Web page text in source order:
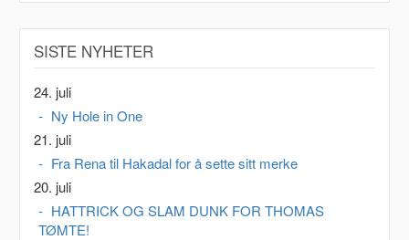
SISTE NYHETER
24. juli
Ny Hole in One
21. juli
Fra Rena til Hakadal for å sette sitt merke
20. juli
HATTRICK OG SLAM DUNK FOR THOMAS
TØMTE!